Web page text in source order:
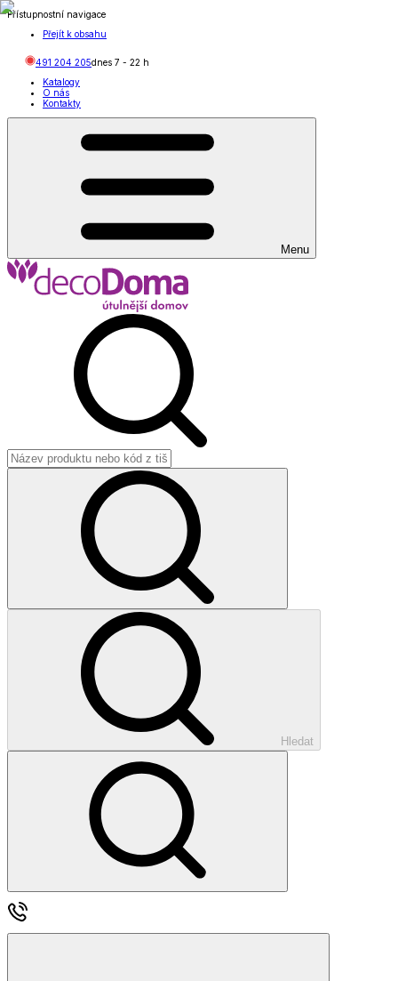
Přístupnostní navigace
Přejít k obsahu
491 204 205dnes 7 - 22 h
Katalogy
O nás
Kontakty
Menu
Hledat